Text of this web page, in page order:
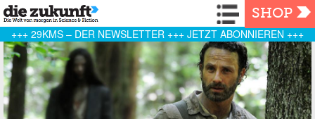
Navigation
SHOP
+++ 29KMS – DER NEWSLETTER +++ JETZT ABONNIEREN +++